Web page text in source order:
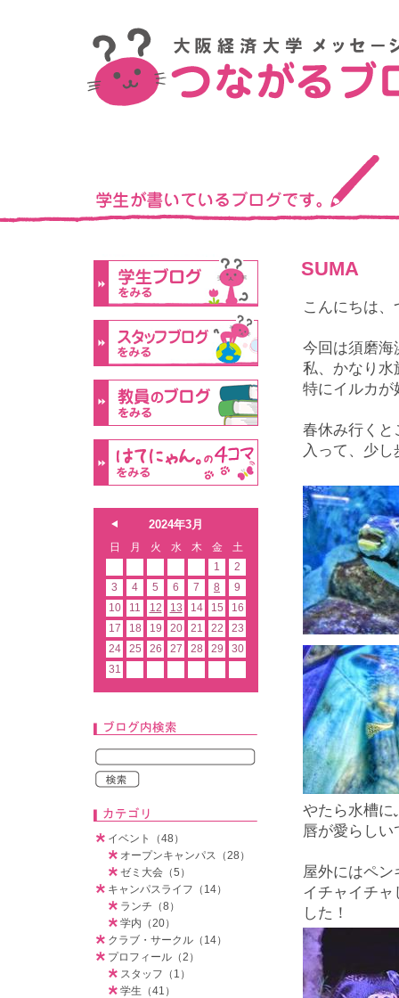
SUMA
こんにちは
今回は須磨海
私、かなり水
特にイルカが
春休み行くと
入って、少
やたら水槽に
唇が愛らし
屋外にはペン
イチャイチ
した！
2024年3月
日 月 火 水 木 金
土
1
2
3
4 5 6 7 8
9
10
11 12 13 14 15
16
17
18 19 20 21 22
23
24
25 26 27 28 29
30
31
イベント（48）
オープンキャンパス（28）
ゼミ大会（5）
キャンパスライフ（14）
ランチ（8）
学内（20）
クラブ・サークル（14）
プロフィール（2）
スタッフ（1）
学生（41）